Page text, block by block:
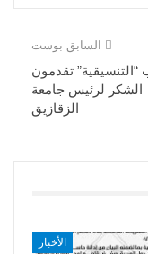
السابق بوست
“التنسيقية” تقدمون
الشكر لرئيس جامعة
الزقازيق
الأخبار